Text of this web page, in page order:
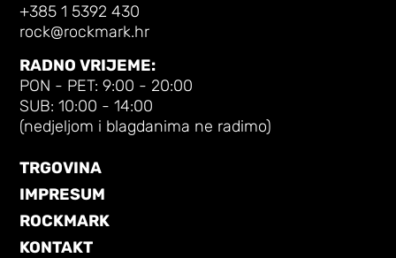
+385 1 5392 430
rock@rockmark.hr
RADNO VRIJEME:
PON - PET: 9:00 - 20:00
SUB: 10:00 - 14:00
(nedjeljom i blagdanima ne radimo)
TRGOVINA
IMPRESUM
ROCKMARK
KONTAKT